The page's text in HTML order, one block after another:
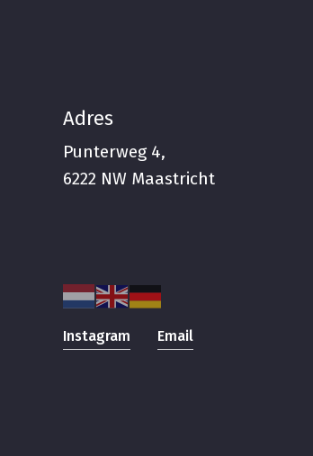
Adres
Punterweg 4,
6222 NW Maastricht
Instagram Email